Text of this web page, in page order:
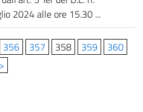
2024 alle ore 15.30 ...
356 357 358 359
360